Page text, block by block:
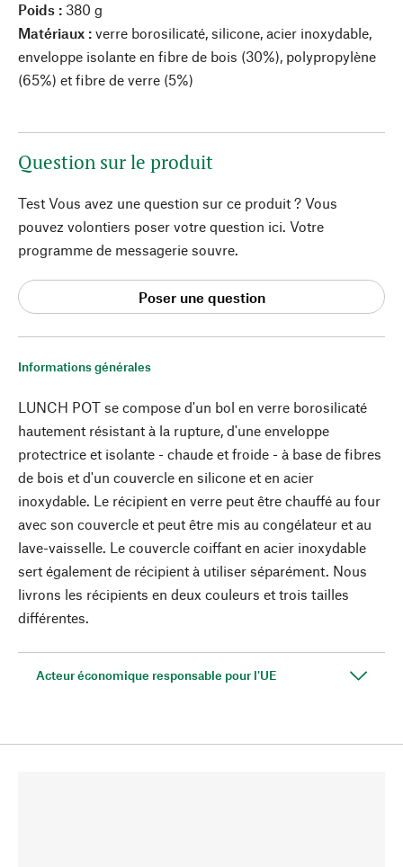
Informations générales
LUNCH POT se compose d'un bol en verre borosilicaté
hautement résistant à la rupture, d'une enveloppe
protectrice et isolante - chaude et froide - à base de fibres
de bois et d'un couvercle en silicone et en acier
inoxydable. Le récipient en verre peut être chauffé au four
avec son couvercle et peut être mis au congélateur et au
lave-vaisselle. Le couvercle coiffant en acier inoxydable
sert également de récipient à utiliser séparément. Nous
livrons les récipients en deux couleurs et trois tailles
différentes.
Acteur économique responsable pour l'UE
Poids : 380 g
Matériaux : verre borosilicaté, silicone, acier inoxydable,
enveloppe isolante en fibre de bois (30%), polypropylène
(65%) et fibre de verre (5%)
Question sur le produit
Test Vous avez une question sur ce produit ? Vous
pouvez volontiers poser votre question ici. Votre
programme de messagerie souvre.
Poser une question